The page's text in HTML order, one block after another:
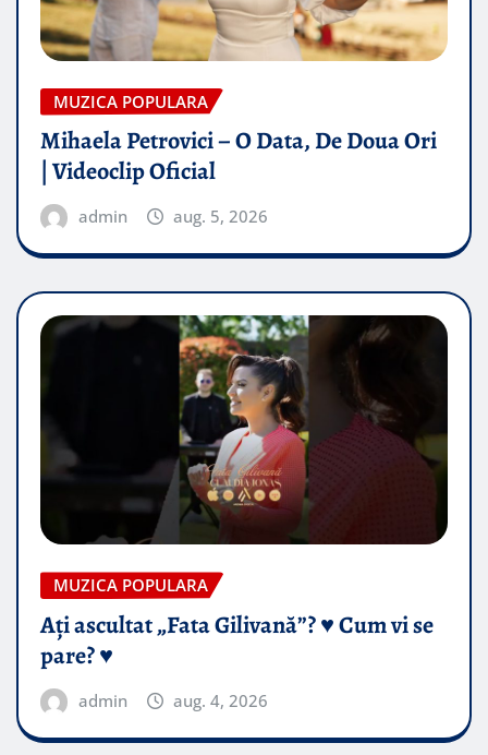
MUZICA POPULARA
Mihaela Petrovici – O Data, De Doua Ori
| Videoclip Oficial
admin aug. 5, 2026
MUZICA POPULARA
Ați ascultat „Fata Gilivană”? ♥️ Cum vi se
pare? ♥️
admin aug. 4, 2026